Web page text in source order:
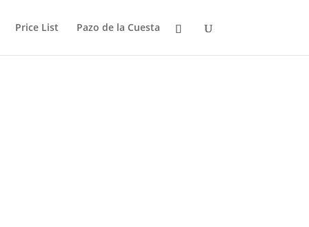
Price List Pazo de la Cuesta